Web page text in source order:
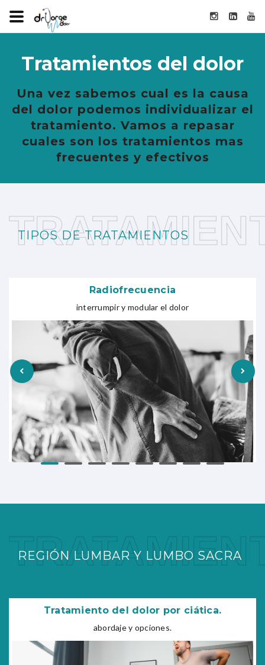
Tratamientos del dolor
Una vez sabemos cual es la causa
del dolor podemos individualizar el
tratamiento. Vamos a repasar
cuales son los tratamientos mas
frecuentes y efectivos
TIPOS DE TRATAMIENTOS
Radiofrecuencia
interrumpir y modular el dolor
REGIÓN LUMBAR Y LUMBO SACRA
Tratamiento del dolor por ciática.
abordaje y opciones.